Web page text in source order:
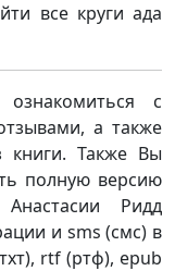
все круги ада
с
а также
книги. Также Вы
полную версию
Ридд
и sms (смс) в
rtf (ртф), epub